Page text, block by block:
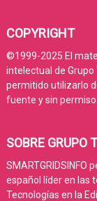
COPYRIGHT
©1999-2025 El
intelectual de Grupo
permitido utilizarlo
fuente y sin permiso
SOBRE GRUPO
SMARTGRIDSINFO
español líder en las
Tecnologías en la